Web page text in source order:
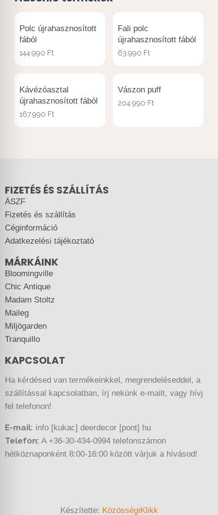
Polc újrahasznosított
fából
144.990 Ft
Fali polc
újrahasznosított fából
63.990 Ft
Kávézóasztal
újrahasznosított fából
167.990 Ft
Vászon puff
204.990 Ft
FIZETÉS ÉS SZÁLLÍTÁS
ÁSZF
Fizetés és szállítás
Céginformáció
Adatkezelési tájékoztató
MÁRKÁINK
Bloomingville
Chic Antique
Madam Stoltz
Maileg
Miljögarden
Tranquillo
KAPCSOLAT
Ha kérdésed van termékeinkkel, megrendeléseddel, a
szállítással kapcsolatban, írj nekünk e-mailt, vagy hívj
fel telefonon!
E-mail: info [kukac] deerdecor [pont] hu
Telefon: A +36-30-434-0994 telefonszámon
hétköznaponként 8:00-16:00 között várjuk a hívásod!
Készítette: KözösségiKlikk